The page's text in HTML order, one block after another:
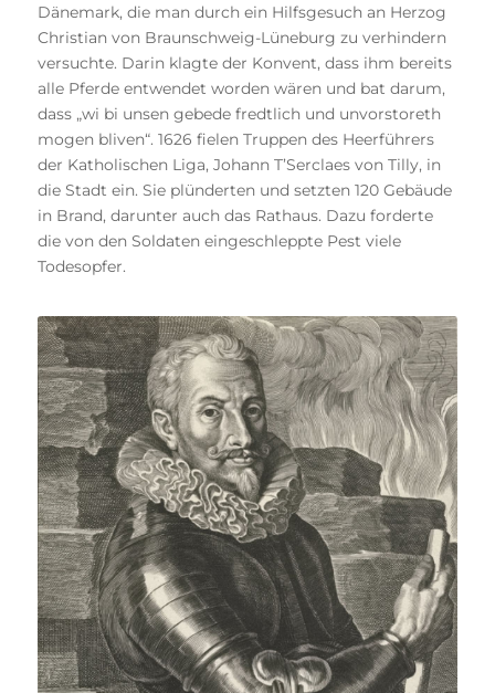
Dänemark, die man durch ein Hilfsgesuch an Herzog
Christian von Braunschweig-Lüneburg zu verhindern
versuchte. Darin klagte der Konvent, dass ihm bereits
alle Pferde entwendet worden wären und bat darum,
dass „wi bi unsen gebede fredtlich und unvorstoreth
mogen bliven“. 1626 fielen Truppen des Heerführers
der Katholischen Liga, Johann T’Serclaes von Tilly, in
die Stadt ein. Sie plünderten und setzten 120 Gebäude
in Brand, darunter auch das Rathaus. Dazu forderte
die von den Soldaten eingeschleppte Pest viele
Todesopfer.